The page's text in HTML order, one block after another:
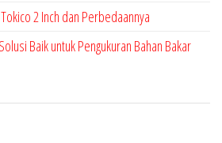
2 Inch dan Perbedaannya
Baik untuk Pengukuran Bahan Bakar